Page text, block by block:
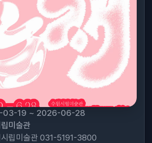
03-19 ~ 2026-06-28
미술관
시립미술관 031-5191-3800